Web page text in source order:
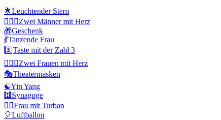
🌟Leuchtender Stern
👨‍❤️‍👨Zwei Männer mit Herz
🎁Geschenk
💃Tanzende Frau
3️⃣Taste mit der Zahl 3
👩‍❤️‍👩Zwei Frauen mit Herz
🎭Theatermasken
☯️Yin Yang
🕍 Synagoge
👳‍♀️Frau mit Turban
🎈Luftballon